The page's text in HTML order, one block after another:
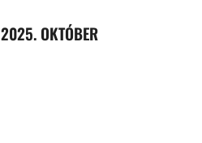
2025. OKTÓBER